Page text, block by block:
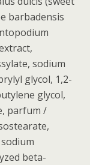
barbadensis
sodium
glycol, 1,2-
glycol,
parfum /
beta-